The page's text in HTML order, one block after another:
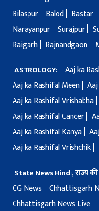
Bilaspur
Balod Bastar
Narayanpur Surajpur
Raigarh
Rajnandgaon
ASTROLOGY:
Aaj ka
Aaj ka Rashifal Meen
Aaj ka Rashifal Vrishabha
Aaj ka Rashifal Cancer
Aaj ka Rashifal Kanya
Aaj ka Rashifal Vrishchik
State News Hindi, राज्य
CG News
Chhattisgarh
Chhattisgarh News Live